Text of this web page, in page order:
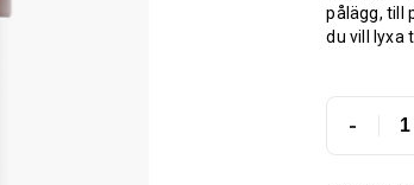
pålägg, till
du vill lyxa
-